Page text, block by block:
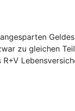
zu gleichen